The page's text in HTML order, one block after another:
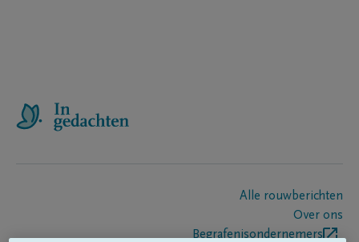
Alle rouwberichten
Over ons
Begrafenisondernemers